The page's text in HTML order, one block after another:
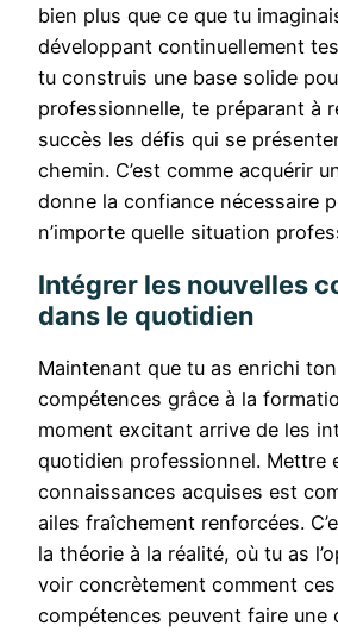
bien plus que ce que tu
développant continuellement
tu construis une base solide
professionnelle, te préparant à
succès les défis qui se
chemin. C’est comme acquérir
donne la confiance nécessaire
n’importe quelle situation
Intégrer les nouvelles
dans le quotidien
Maintenant que tu as enrichi
compétences grâce à la
moment excitant arrive de les
quotidien professionnel. Mettre
connaissances acquises est
ailes fraîchement renforcées.
la théorie à la réalité, où tu as
voir concrètement comment
compétences peuvent faire une